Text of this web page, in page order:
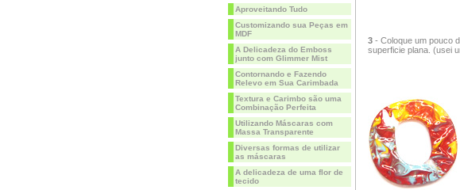
Aproveitando Tudo
Customizando sua Peças em
MDF
A Delicadeza do Emboss
junto com Glimmer Mist
Contornando e Fazendo
Relevo em Sua Carimbada
Textura e Carimbo são uma
Combinação Perfeita
Utilizando Máscaras com
Massa Transparente
Diversas formas de utilizar
as máscaras
A delicadeza de uma flor de
tecido
3- Coloque um pouco
superficie plana. (usei